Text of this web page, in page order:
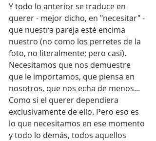
Y todo lo anterior se traduce en
querer - mejor dicho, en "necesitar" -
que nuestra pareja esté encima
nuestro (no como los perretes de la
foto, no literalmente; pero casi).
Necesitamos que nos demuestre
que le importamos, que piensa en
nosotros, que nos echa de menos...
Como si el querer dependiera
exclusivamente de ello. Pero eso es
lo que necesitamos en ese momento
y todo lo demás, todos aquellos